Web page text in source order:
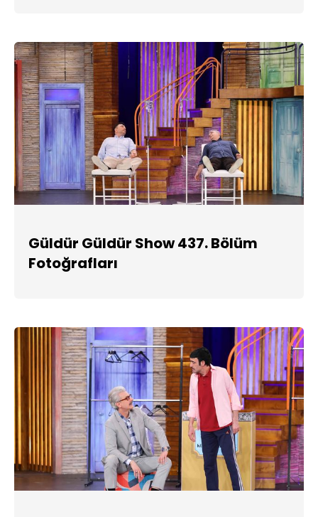
Güldür Güldür Show 437. Bölüm
Fotoğrafları